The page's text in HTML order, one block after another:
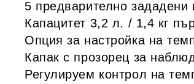
5 предварително зададени
Капацитет 3,2 л. / 1,4 кг
Опция за настройка на
Капак с прозорец за
Регулируем контрол на